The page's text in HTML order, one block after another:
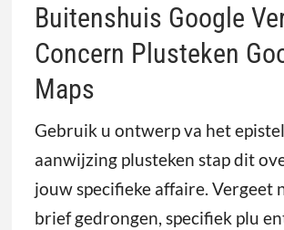
Buitenshuis Google
Concern Plusteken
Maps
Gebruik u ontwerp va het
aanwijzing plusteken stap dit
jouw specifieke affaire. Vergeet
brief gedrongen, specifiek plu